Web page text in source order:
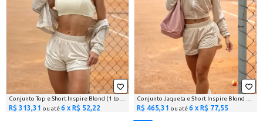
Conjunto Top e Short Inspire Blond (1 top + 1 short)
R$ 313,31 ou até6 x R$ 52,22
Conjunto Jaqueta e Short Inspire Blond (1 jaqueta + 1 short)
R$ 465,31 ou até6 x R$ 77,55